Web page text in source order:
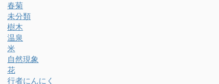
春菊
未分類
樹木
温泉
米
自然現象
花
行者にんにく